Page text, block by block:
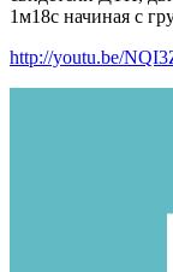
1м18с начиная с
http://youtu.be/